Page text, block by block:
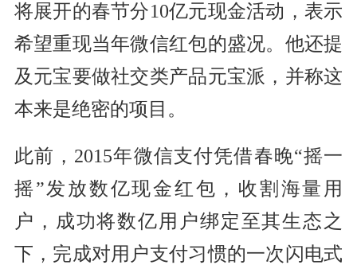
将展开的春节分10亿元现金活动，表示
希望重现当年微信红包的盛况。他还提
及元宝要做社交类产品元宝派，并称这
本来是绝密的项目。
此前，2015年微信支付凭借春晚“摇一
摇”发放数亿现金红包，收割海量用
户，成功将数亿用户绑定至其生态之
下，完成对用户支付习惯的一次闪电式